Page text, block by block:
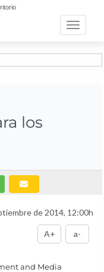
Toggle
los
de 2014, 12:00h
A+ a-
and Media